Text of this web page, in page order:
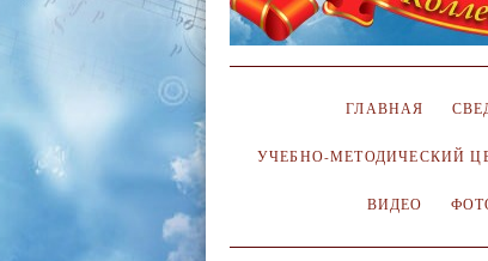
ГЛАВНАЯ
УЧЕБНО-МЕТОДИЧЕСКИЙ
ВИДЕО